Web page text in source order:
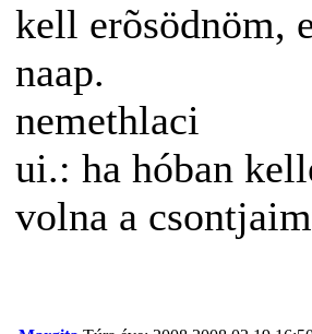
kell erõsödnöm,
naap.
nemethlaci
ui.: ha hóban
volna a